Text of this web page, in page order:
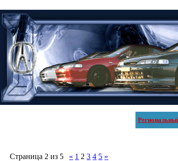
Страница 2 из 5 « 1 2 3 4 5 »